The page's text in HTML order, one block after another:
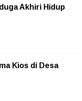
Akhiri Hidup
Kios di Desa